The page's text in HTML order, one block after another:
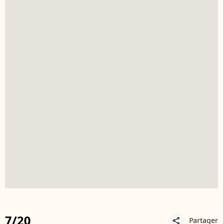
7/20 share Partager